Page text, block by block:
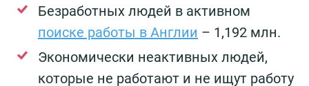
Безработных людей в активном
поиске работы в Англии – 1,192 млн.
Экономически неактивных людей,
которые не работают и не ищут работу